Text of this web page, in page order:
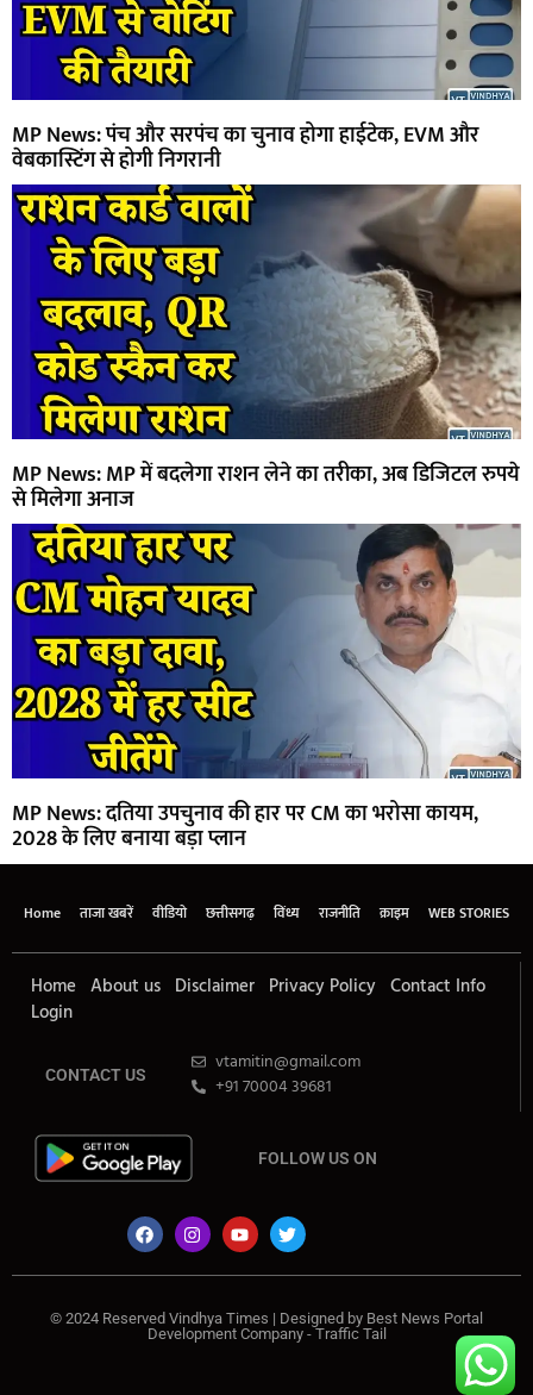
MP News: पंच और सरपंच का चुनाव होगा हाईटेक, EVM और
वेबकास्टिंग से होगी निगरानी
MP News: MP में बदलेगा राशन लेने का तरीका, अब डिजिटल रुपये
से मिलेगा अनाज
MP News: दतिया उपचुनाव की हार पर CM का भरोसा कायम,
2028 के लिए बनाया बड़ा प्लान
Home ताजा खबरें वीडियो छत्तीसगढ़ विंध्य राजनीति क्राइम WEB STORIES
Home About us Disclaimer Privacy Policy Contact Info
Login
CONTACT US
vtamitin@gmail.com
+91 70004 39681
FOLLOW US ON
© 2024 Reserved Vindhya Times | Designed by Best News Portal
Development Company- Traffic Tail